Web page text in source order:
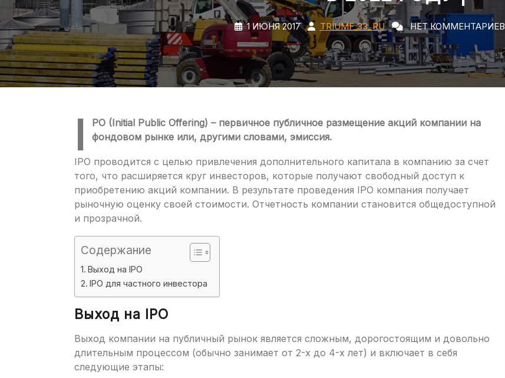
1 ИЮНЯ 2017 TRIUMF_33_RU НЕТ КОММЕНТАРИЕВ
I
PO (Initial Public Offering) – первичное публичное размещение акций компании на
фондовом рынке или, другими словами, эмиссия.
IPO проводится с целью привлечения дополнительного капитала в компанию за счет
того, что расширяется круг инвесторов, которые получают свободный доступ к
приобретению акций компании. В результате проведения IPO компания получает
рыночную оценку своей стоимости. Отчетность компании становится общедоступной
и прозрачной.
Содержание
Выход на IPO
IPO для частного инвестора
Выход на IPO
Выход компании на публичный рынок является сложным, дорогостоящим и довольно
длительным процессом (обычно занимает от 2-х до 4-х лет) и включает в себя
следующие этапы: